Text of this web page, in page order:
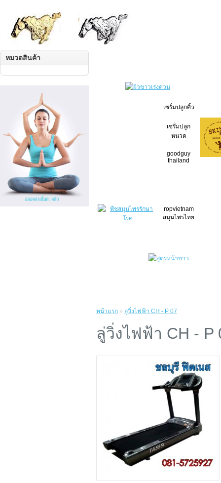
หมวดสินค้า
เซรั่มปลูกคิ้ว
เซรั่มปลูก
หนวด
goodguy
thailand
ropvietnam
สมุนไพรไทย
หน้าแรก » ลู่วิ่งไฟฟ้า CH - P 07
ลู่วิ่งไฟฟ้า CH - P